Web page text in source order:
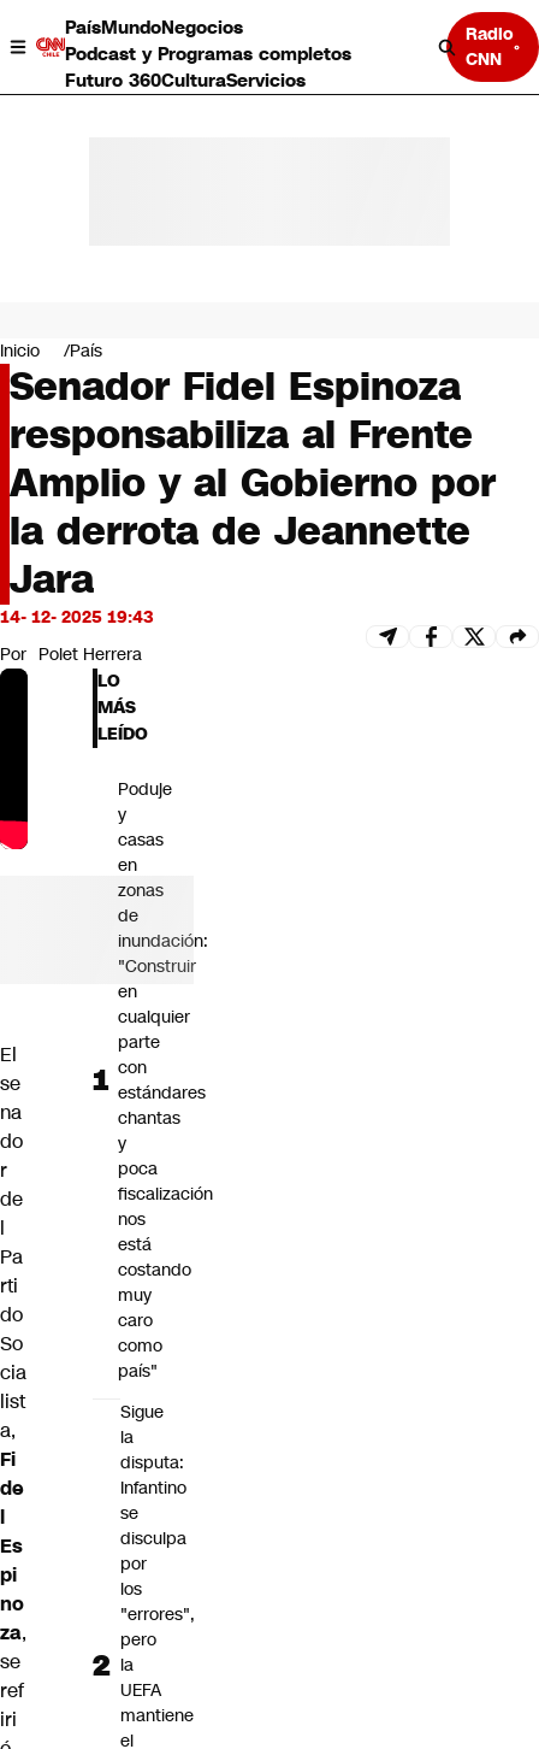
PaísMundoNegocios
Podcast y Programas completos
Futuro 360CulturaServicios
Radio
CNN
Negocios
Deportes
Programas completos
Cultura
Servicios
Bits
CNN Data
CNN tiempo
Futuro 360
Opinión
Inicio País
Senador Fidel Espinoza
responsabiliza al Frente
Amplio y al Gobierno por
la derrota de Jeannette
Jara
14- 12- 2025 19:43
Por Polet Herrera
El
se
na
do
r
de
l
Pa
rti
do
So
cia
list
a,
Fi
de
l
Es
pi
no
za,
se
ref
iri
LO
MÁS
LEÍDO
Poduje
y
casas
en
zonas
de
inundación:
"Construir
en
cualquier
parte
con
estándares
chantas
y
poca
fiscalización
nos
está
costando
muy
caro
como
país"
Sigue
la
disputa:
Infantino
se
disculpa
por
los
"errores",
pero
la
UEFA
mantiene
el